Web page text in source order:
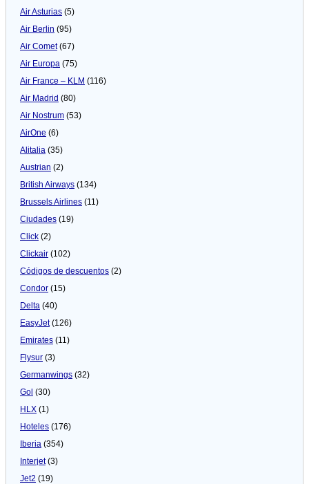
Air Asturias (5)
Air Berlin (95)
Air Comet(67)
Air Europa (75)
Air France – KLM (116)
Air Madrid (80)
Air Nostrum (53)
AirOne (6)
Alitalia (35)
Austrian (2)
British Airways (134)
Brussels Airlines (11)
Ciudades (19)
Click (2)
Clickair (102)
Códigos de descuentos (2)
Condor (15)
Delta (40)
EasyJet(126)
Emirates (11)
Flysur (3)
Germanwings (32)
Gol (30)
HLX (1)
Hoteles (176)
Iberia (354)
Interjet(3)
Jet2 (19)